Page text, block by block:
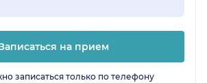
на прием
записаться только по телефону